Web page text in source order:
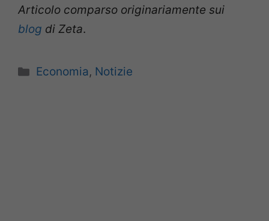
Articolo comparso originariamente sui
blog di Zeta.
Categorie
Economia, Notizie